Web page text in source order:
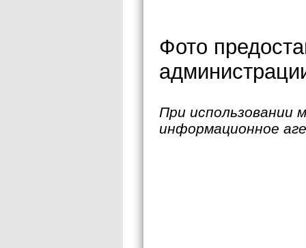
Фото
При использовании
информационное